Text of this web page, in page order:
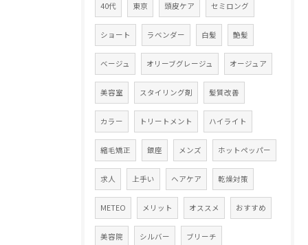
40代 東京 頭皮ケア セミロング
ショート ラベンダー 白髪 艶髪
ベージュ オリーブグレージュ オージュア
美容室 スタイリング剤 髪質改善
カラー トリートメント ハイライト
縮毛矯正 銀座 メンズ ホットペッパー
求人 上手い ヘアケア 乾燥対策
METEO メリット オススメ おすすめ
美容院 シルバー ブリーチ